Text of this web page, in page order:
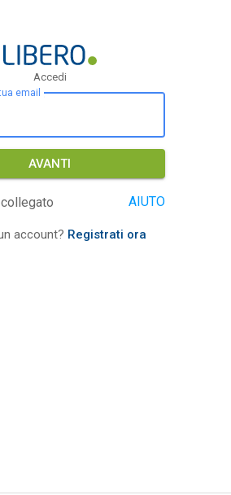
Accedi
email
AVANTI
AIUTO
account? Registrati ora